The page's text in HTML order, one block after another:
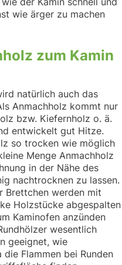
wie ärger zu machen
zum Kamin
natürlich auch das
Anmachholz kommt nur
bzw. Kiefernholz o. ä.
entwickelt gut Hitze.
so trocken wie möglich
Menge Anmachholz
in der Nähe des
nachtrocknen zu lassen.
Brettchen werden mit
Holzstücke abgespalten
Kaminofen anzünden
wesentlich
geeignet, wie
Flammen bei Runden